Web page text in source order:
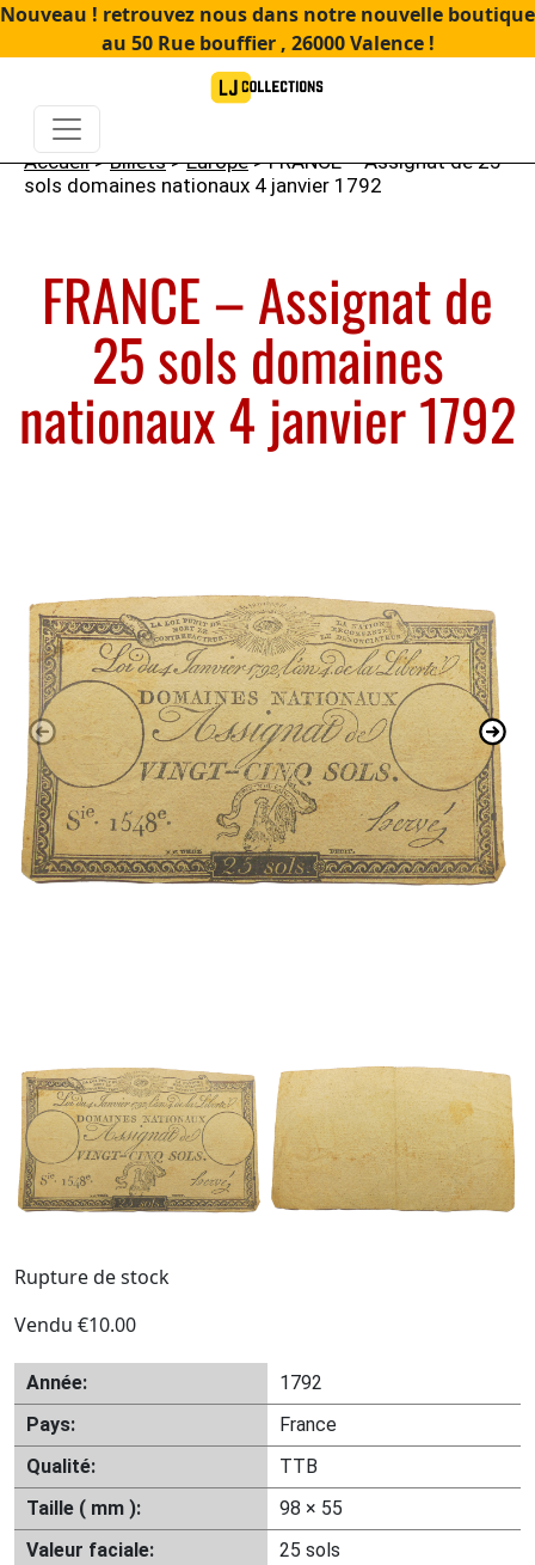
Nouveau ! retrouvez nous dans notre nouvelle boutique
au 50 Rue bouffier , 26000 Valence !
Accueil>Billets>Europe> FRANCE – Assignat de 25
sols domaines nationaux 4 janvier 1792
FRANCE – Assignat de
25 sols domaines
nationaux 4 janvier 1792
Rupture de stock
Vendu €10.00
Année:
1792
Pays:
France
Qualité:
TTB
Taille ( mm ):
98 × 55
Valeur faciale:
25 sols